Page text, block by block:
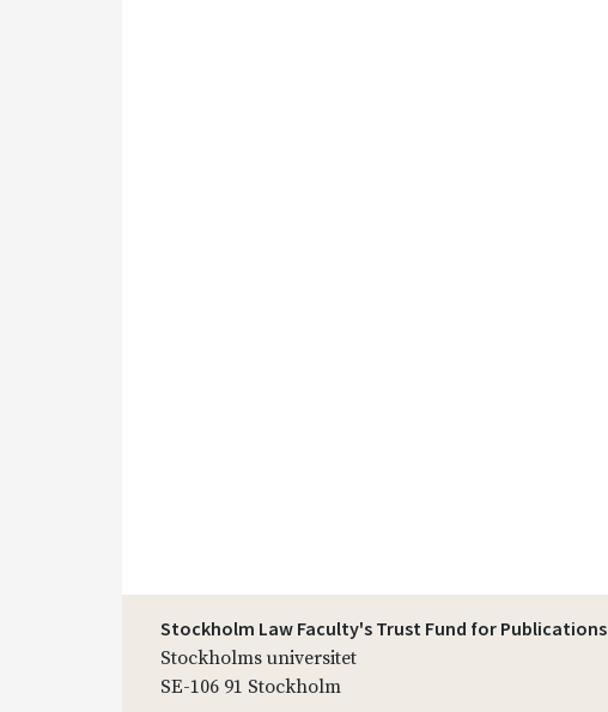
Stockholm Law Faculty's Trust Fund for Publications
Stockholms universitet
SE-106 91 Stockholm